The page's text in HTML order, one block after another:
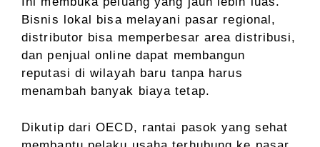
Bisnis lokal bisa melayani pasar regional,
distributor bisa memperbesar area distribusi,
dan penjual online dapat membangun
reputasi di wilayah baru tanpa harus
menambah banyak biaya tetap.
Dikutip dari OECD, rantai pasok yang sehat